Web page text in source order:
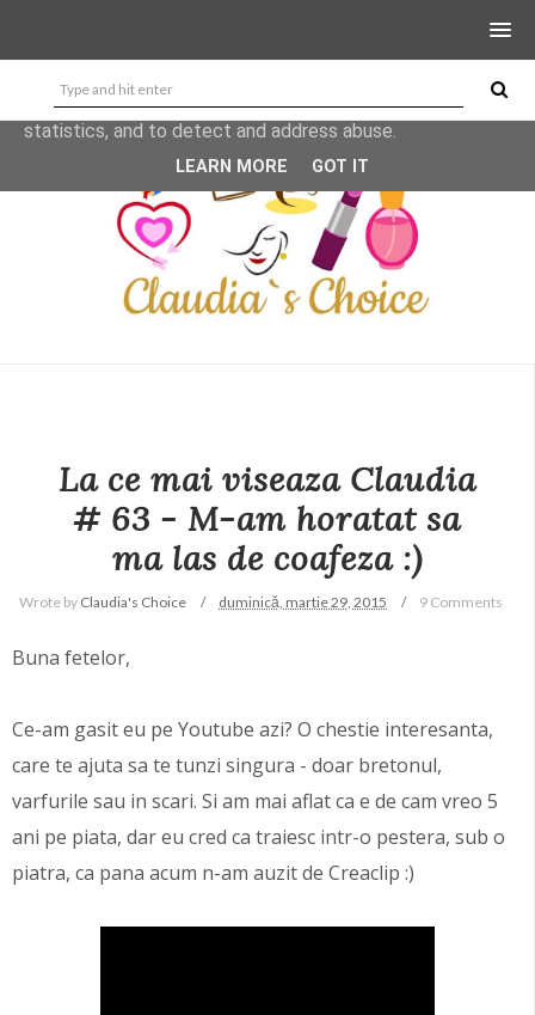
La ce mai viseaza Claudia
# 63 - M-am horatat sa
ma las de coafeza :)
Wrote by Claudia's Choice duminică, martie 29, 2015 9 Comments
Buna fetelor,
Ce-am gasit eu pe Youtube azi? O chestie interesanta,
care te ajuta sa te tunzi singura - doar bretonul,
varfurile sau in scari. Si am mai aflat ca e de cam vreo 5
ani pe piata, dar eu cred ca traiesc intr-o pestera, sub o
piatra, ca pana acum n-am auzit de Creaclip :)
This site uses cookies from Google to deliver its services
and to analyze traffic. Your IP address and user-agent are
shared with Google along with performance and security
metrics to ensure quality of service, generate usage
statistics, and to detect and address abuse.
LEARN MORE GOT IT